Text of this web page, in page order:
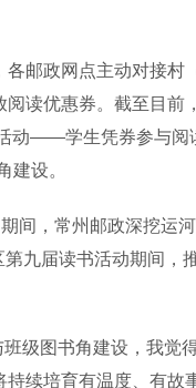
政网点主动对接村
读优惠券。截至目前
动——学生凭券参与阅
建设。
，常州邮政深挖运河
九届读书活动期间，
图书角建设，我觉
续培育有温度、有故